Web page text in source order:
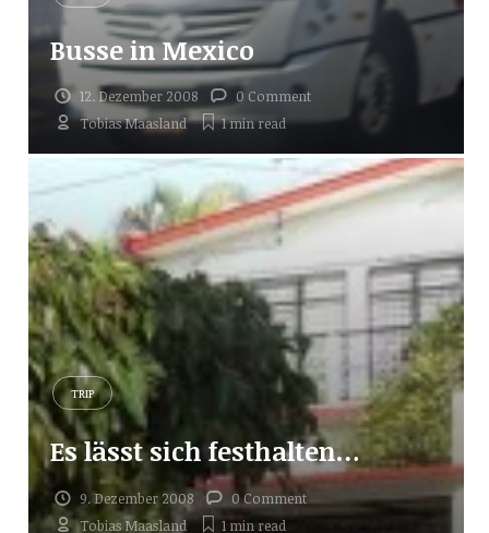
Busse in Mexico
12. Dezember 2008
0 Comment
Tobias Maasland
1 minread
TRIP
Es lässt sich festhalten…
9. Dezember 2008
0 Comment
Tobias Maasland
1 min read